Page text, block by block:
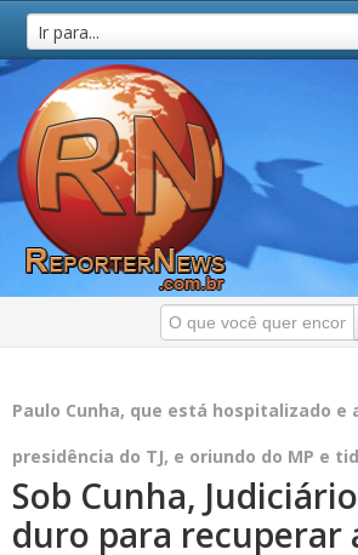
Ir para...
Paulo Cunha, que está hospitalizado e
presidência do TJ, e oriundo do MP e
Sob Cunha,
duro para recuperar